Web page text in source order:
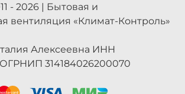
- 2026 | Бытовая и
вентиляция «Климат-Контроль»
Алексеевна ИНН
314184026200070